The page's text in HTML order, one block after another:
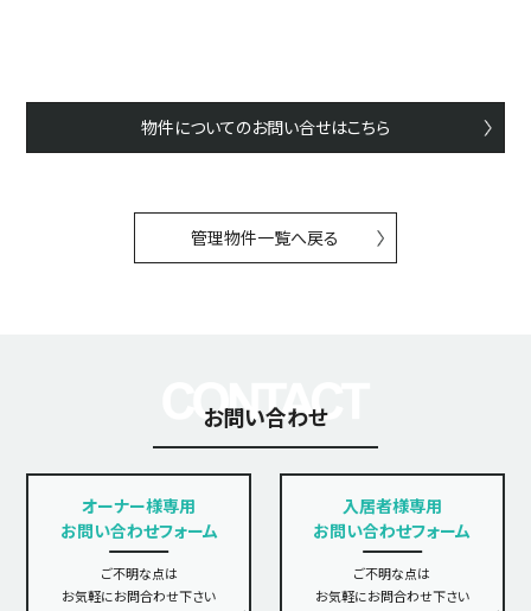
物件についてのお問い合せはこちら
管理物件一覧へ戻る
お問い合わせ
オーナー様専用
お問い合わせフォーム
ご不明な点は
お気軽にお問合わせ下さい
入居者様専用
お問い合わせフォーム
ご不明な点は
お気軽にお問合わせ下さい